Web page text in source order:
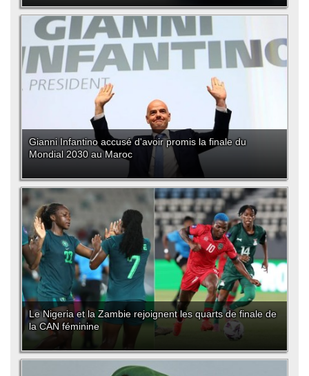
Gianni Infantino accusé d'avoir promis la finale du
Mondial 2030 au Maroc
Le Nigeria et la Zambie rejoignent les quarts de finale de
la CAN féminine